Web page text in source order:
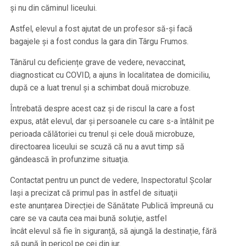
şi nu din căminul liceului.
Astfel, elevul a fost ajutat de un profesor să-şi facă
bagajele şi a fost condus la gara din Târgu Frumos.
Tânărul cu deficiențe grave de vedere, nevaccinat,
diagnosticat cu COVID, a ajuns în localitatea de domiciliu,
după ce a luat trenul și a schimbat două microbuze.
Întrebată despre acest caz şi de riscul la care a fost
expus, atât elevul, dar şi persoanele cu care s-a întâlnit pe
perioada călătoriei cu trenul şi cele două microbuze,
directoarea liceului se scuză că nu a avut timp să
gândească în profunzime situaţia.
Contactat pentru un punct de vedere, Inspectoratul Școlar
Iași a precizat că primul pas în astfel de situaţii
este anunțarea Direcției de Sănătate Publică împreună cu
care se va cauta cea mai bună soluţie, astfel
încât elevul să fie în siguranță, să ajungă la destinație, fără
să pună în pericol pe cei din jur.